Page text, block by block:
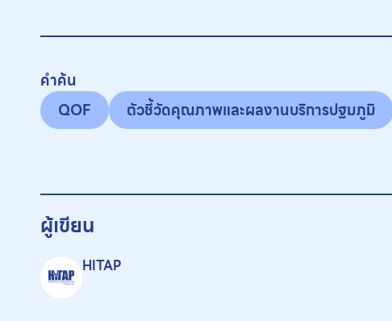
คำค้น
QOF
ตัวชี้วัดคุณภาพและผลงานบริการปฐมภูมิ
ผู้เขียน
HITAP